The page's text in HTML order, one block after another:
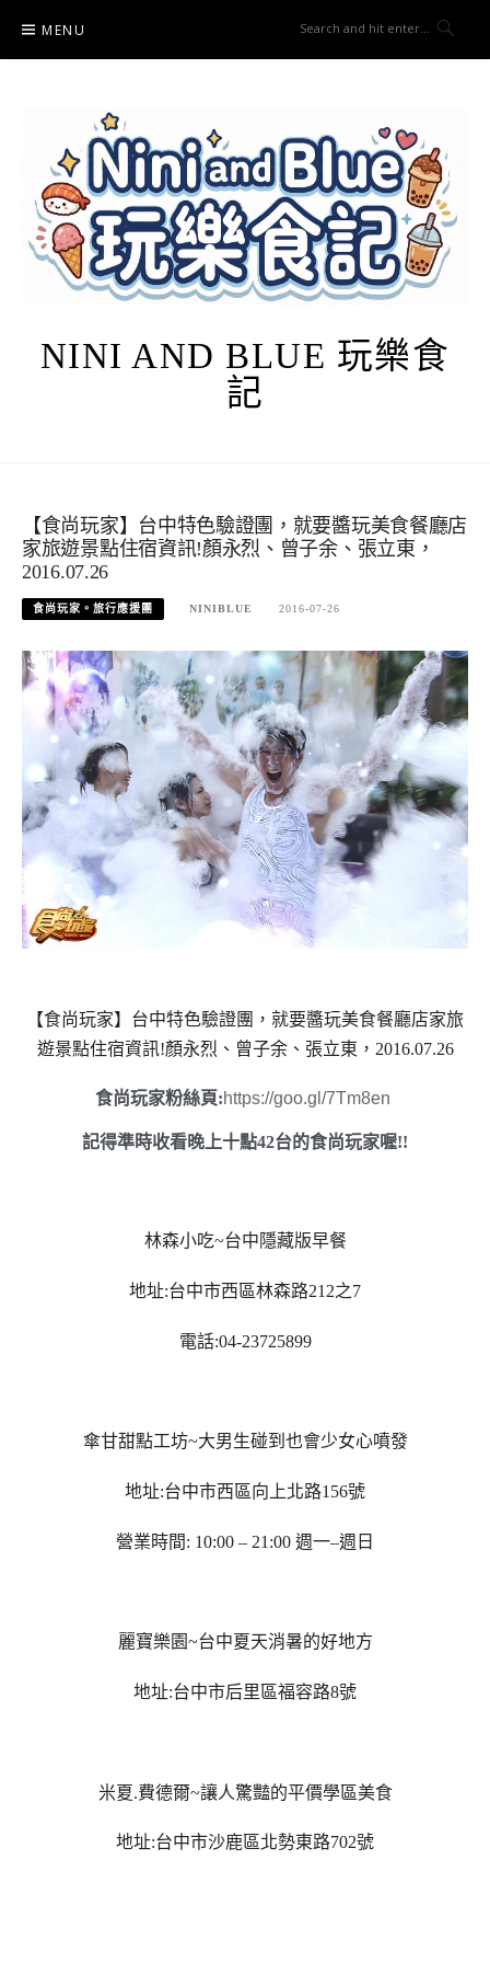
content
MENU
NINI AND BLUE 玩樂食
記
【食尚玩家】台中特色驗證團，就要醬玩美食餐廳店
家旅遊景點住宿資訊!顏永烈、曾子余、張立東，
2016.07.26
食尚玩家。旅行應援團 NINIBLUE 2016-07-26
【食尚玩家】台中特色驗證團，就要醬玩美食餐廳店家旅
遊景點住宿資訊!顏永烈、曾子余、張立東，2016.07.26
食尚玩家粉絲頁:https://goo.gl/7Tm8en
記得準時收看晚上十點42台的食尚玩家喔!!
林森小吃~台中隱藏版早餐
地址:台中市西區林森路212之7
電話:04-23725899
傘甘甜點工坊~大男生碰到也會少女心噴發
地址:台中市西區向上北路156號
營業時間: 10:00 – 21:00 週一–週日
麗寶樂園~台中夏天消暑的好地方
地址:台中市后里區福容路8號
米夏.費德爾~讓人驚豔的平價學區美食
地址:台中市沙鹿區北勢東路702號